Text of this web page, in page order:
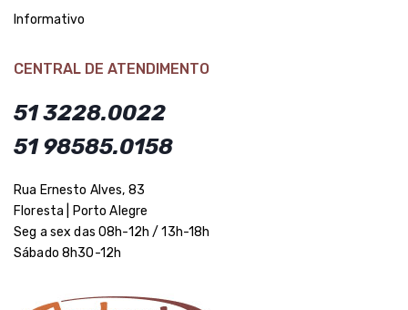
Informativo
CENTRAL DE ATENDIMENTO
51 3228.0022
51 98585.0158
Rua Ernesto Alves, 83
Floresta | Porto Alegre
Seg a sex das 08h-12h / 13h-18h
Sábado 8h30-12h